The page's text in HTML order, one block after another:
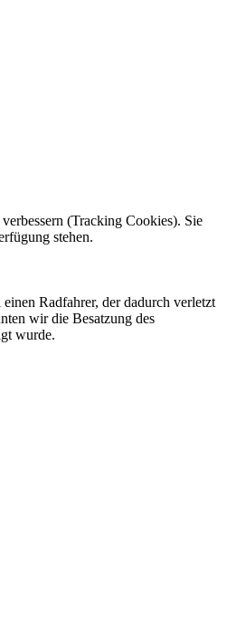
Radfahrer, der dadurch verletzt
wir die Besatzung des
wurde.
(Tracking Cookies). Sie
stehen.